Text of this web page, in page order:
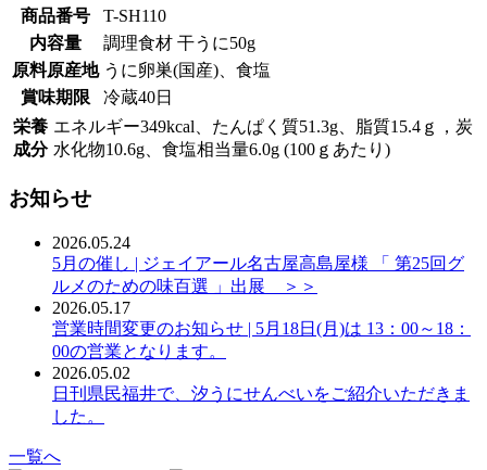
商品番号
T-SH110
内容量
調理食材 干うに50g
原料原産地 うに卵巣(国産)、食塩
賞味期限
冷蔵40日
栄養
成分
エネルギー349kcal、たんぱく質51.3g、脂質15.4ｇ，炭
水化物10.6g、食塩相当量6.0g (100ｇあたり)
お知らせ
2026.05.24
5月の催し | ジェイアール名古屋高島屋様 「 第25回グ
ルメのための味百選 」出展 ＞＞
2026.05.17
営業時間変更のお知らせ | 5月18日(月)は 13：00～18：
00の営業となります。
2026.05.02
日刊県民福井で、汐うにせんべいをご紹介いただきま
した。
一覧へ